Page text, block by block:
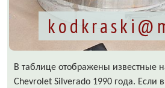
В таблице отображены известные
Chevrolet Silverado 1990 года. Если